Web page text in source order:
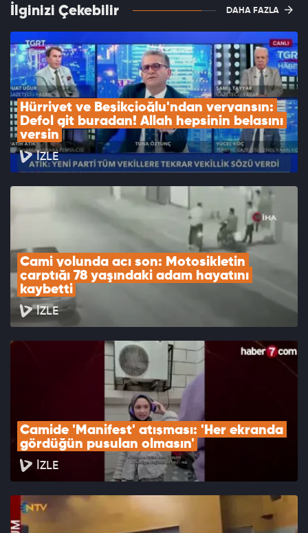
İlginizi Çekebilir DAHA FAZLA
Hürriyet ve Beşikçioğlu'ndan veryansın:
Defol git buradan! Allah hepsinin belasını
versin
İZLE
Cami yolunda acı son: Motosikletin
çarptığı 78 yaşındaki adam hayatını
kaybetti
İZLE
Camide 'Manifest' atışması: 'Her ekranda
gördüğün pusulan olmasın'
İZLE